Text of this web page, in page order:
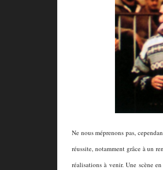
Ne nous méprenons pas,
réussite, notamment grâce à un
réalisations à venir. Une scène